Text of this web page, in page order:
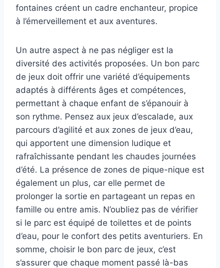
fontaines créent un cadre enchanteur, propice
à l’émerveillement et aux aventures.
Un autre aspect à ne pas négliger est la
diversité des activités proposées. Un bon parc
de jeux doit offrir une variété d’équipements
adaptés à différents âges et compétences,
permettant à chaque enfant de s’épanouir à
son rythme. Pensez aux jeux d’escalade, aux
parcours d’agilité et aux zones de jeux d’eau,
qui apportent une dimension ludique et
rafraîchissante pendant les chaudes journées
d’été. La présence de zones de pique-nique est
également un plus, car elle permet de
prolonger la sortie en partageant un repas en
famille ou entre amis. N’oubliez pas de vérifier
si le parc est équipé de toilettes et de points
d’eau, pour le confort des petits aventuriers. En
somme, choisir le bon parc de jeux, c’est
s’assurer que chaque moment passé là-bas